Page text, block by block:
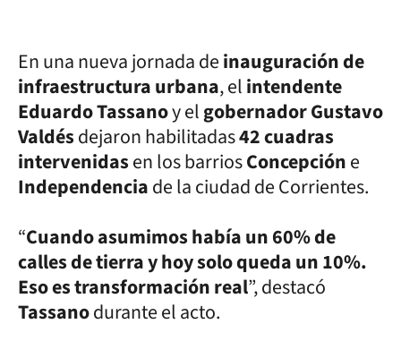
En una nueva jornada deinauguración de
infraestructura urbana, elintendente
Eduardo Tassanoy elgobernador Gustavo
Valdésdejaron habilitadas42 cuadras
intervenidasen los barriosConcepcióne
Independenciade la ciudad de Corrientes.
“Cuando asumimos había un 60% de
calles de tierra y hoy solo queda un 10%.
Eso es transformación real”, destacó
Tassanodurante el acto.